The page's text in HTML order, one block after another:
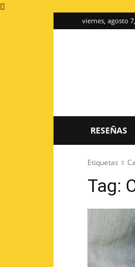
viernes, agosto
de
RESEÑAS
Etiquetas
Tag: